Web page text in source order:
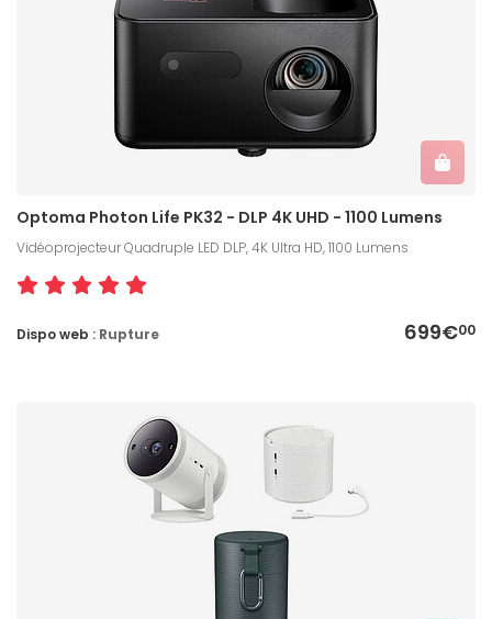
Optoma Photon Life PK32 - DLP 4K UHD - 1100 Lumens
Vidéoprojecteur Quadruple LED DLP, 4K Ultra HD, 1100 Lumens
699€00
Dispo web : Rupture